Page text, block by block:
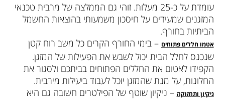
עומדת על כ-25 מעלות. זוהי גם הממלצה של מרבית טכנאי
המזגנים שמעידים על חיסכון משמעותי בהוצאות החשמל
הביתיות בחורף.
אטמו חללים פתוחים – בימי החורף הקרים כל משב רוח קטן
שנכנס לחלל הבית יכול לשבש את הפעילות של המזגן.
הקפידו לאטום את החללים הפתוחים בביתכם ולסגור את
החלונות, על מנת שהמזגן יוכל לעבוד ביעילות מירבית.
ניקיון ותחזוקה – ניקיון שוטף של הפילטרים חשובה גם היא